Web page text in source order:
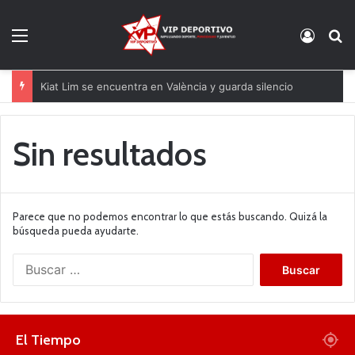
Kiat Lim se encuentra en València y guarda silencio
Sin resultados
Parece que no podemos encontrar lo que estás buscando. Quizá la
búsqueda pueda ayudarte.
El Tiempo